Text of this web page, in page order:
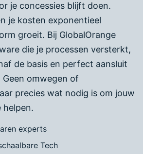
je concessies blijft doen.
je kosten exponentieel
groeit. Bij GlobalOrange
die je processen versterkt,
de basis en perfect aansluit
omwegen of
precies wat nodig is om jouw
experts
Tech